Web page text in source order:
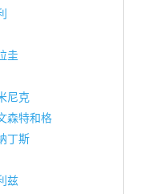
圭
尼克
森特和格
丁斯
兹